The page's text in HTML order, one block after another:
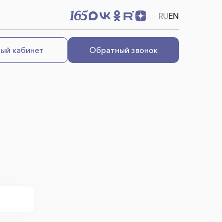
RUEN
Обратный звонок
кабинет